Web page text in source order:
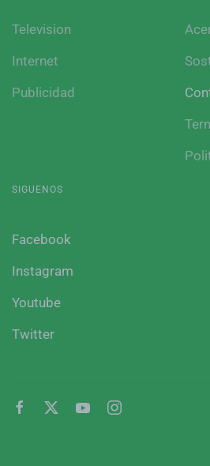
Television
Internet
Publicidad
SIGUENOS
Facebook
Instagram
Youtube
Twitter